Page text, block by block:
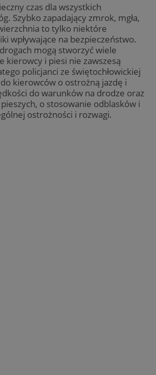
czas dla wszystkich
Szybko zapadający zmrok, mgła,
to tylko niektóre
wpływające na bezpieczeństwo.
mogą stworzyć wiele
kierowcy i piesi nie zawszesą
policjanci ze świętochłowickiej
kierowców o ostrożną jazdę i
do warunków na drodze oraz
o stosowanie odblasków i
ostrożności i rozwagi.